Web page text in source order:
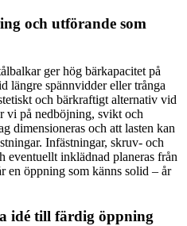
och utförande som
ger hög bärkapacitet på
längre spännvidder eller trånga
och bärkraftigt alternativ vid
vi på nedböjning, svikt och
dimensioneras och att lasten kan
Infästningar, skruv- och
eventuellt inklädnad planeras från
en öppning som känns solid – år
idé till färdig öppning